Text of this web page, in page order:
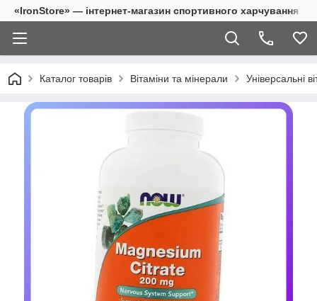
«IronStore» — інтернет-магазин спортивного харчування
Каталог товарів Вітаміни та мінерали Універсальні